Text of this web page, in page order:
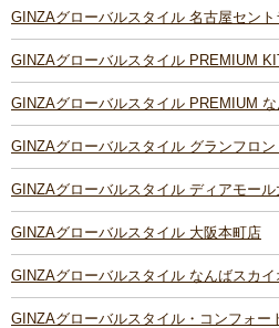
GINZAグローバルスタイル 名古屋セン
GINZAグローバルスタイル PREMIUM
GINZAグローバルスタイル PREMIUM
GINZAグローバルスタイル グランフロ
GINZAグローバルスタイル ディアモール
GINZAグローバルスタイル 大阪本町店
GINZAグローバルスタイル なんばスカイ
GINZAグローバルスタイル・コンフォー